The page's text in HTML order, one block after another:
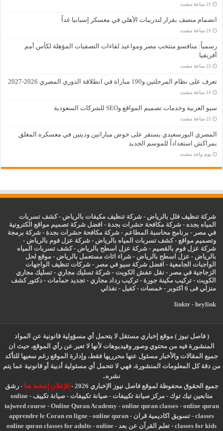
انضمام منصف بقرار لتدريبات الأهلي في معسكر إسبانيا غداً
رسمياً: منافسو منتخب مصر ومواعيد لقاءات التصفيات المؤهلة لكأس أمم
أفريقيا
تعرف على نظام المرحلتين و190 مباراة في انطلاقة الدوري المصري 2026-2027
سيو العربية وخدمات تصميم المواقع وSEO للشركات السعودية
المصري البورسعيدي يستقر على خوض مباراتين وديتين في معسكره المغلق
بمراكش استعداداً للموسم الجديد
‏يوم واحد مضت
شركة تنظيف فلل بالرياض -شركة تنظيف مكيفات بالرياض -كشف تسربات
المياه بجده -شركة مكافحة حشرات بجدة - افضل شركة تصميم مواقع الكترونية
في مصر - برنامج محاسبة المطاعم -شركة مكافحة حشرات بجدة -شركة برمجة
وتصميم مواقع -كشف تسربات المياه بالرياض -شركة عزل فوم بالرياض -
شركة عزل فوم بالقصيم -شركة عزل اسطح بالرياض -كشف تسربات المياه
بالرياض - عزل اسطح بالرياض -شراء اثاث مستعمل بالرياض - موقع لحل
الواجبات الجامعية - افضل شركة سيو في مصر -شركات تنظيف الواجهات
الزجاجية في مصر - نقل عفش الكويت -شركة تسليك مجاري -تسليك مجاري
الكويت -تركيب مكينة جورة -تركيب رداد مجاري -تجديد حمامات -دكتور كشف
منزلي فى 6 اكتوبر
-خمسات -كفيل - نفذلي
linktr- heylink
( فاصل نيوز ) موقع إخباري مستقل لا يتحمل أي مسؤولية قانونية عن المواد
المنشورة فيه من محتوي وصور وفيديوهات لأنها لا تعبر عن رأي الموقع، حيث ان
جميع المقالات والأخبار مسئول عنها محرريها فقط، وإدارة الموقع رغم سعيها للتأكد
من دقة كل المعلومات المنشورة، فهي لا تتحمل أي مسئولية أدبية أو قانونية عما يتم
نشره..
جميع الحقوق محفوظة لموقع فاصل نيوز الإخباري 2026 -
للإعلان إضغط هنا -رشق
متابعين تيك توك - مركز صيانة تكييفات - صيانة تكييفات - صيانة تكييف -
online
tajweed course- Online Quran Academy- online quran classes- online quran
classes
- تسويق اكاديمية قران -
apprendre le Coran en ligne - online quran
classes for kids
- تعلم القرآن عن بعد -
online quran classes for adults - online